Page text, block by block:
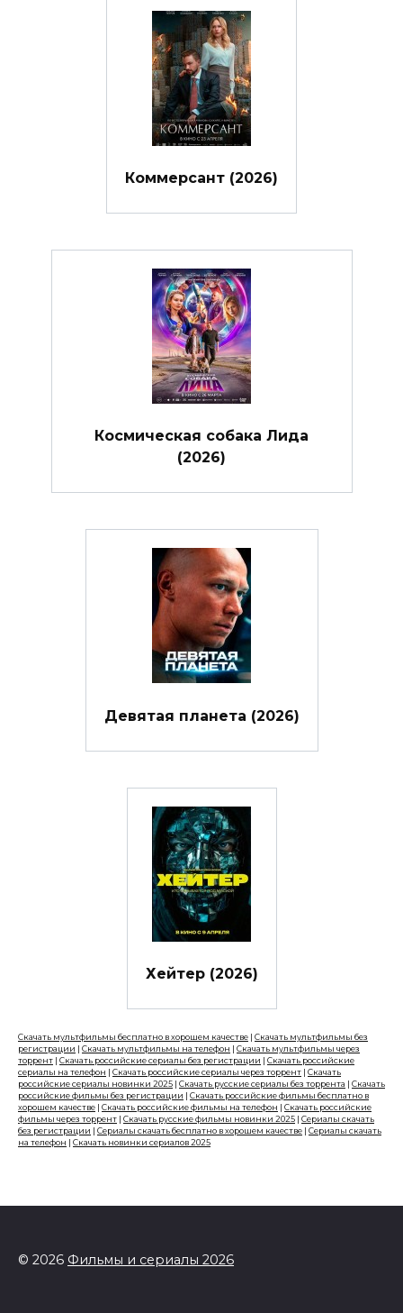
Коммерсант (2026)
Космическая собака Лида
(2026)
Девятая планета (2026)
Хейтер (2026)
Скачать мультфильмы бесплатно в хорошем качестве | Скачать мультфильмы без
регистрации | Скачать мультфильмы на телефон | Скачать мультфильмы через
торрент | Скачать российские сериалы без регистрации | Скачать российские
сериалы на телефон | Скачать российские сериалы через торрент | Скачать
российские сериалы новинки 2025 | Скачать русские сериалы без торрента | Скачать
российские фильмы без регистрации | Скачать российские фильмы бесплатно в
хорошем качестве | Скачать российские фильмы на телефон | Скачать российские
фильмы через торрент | Скачать русские фильмы новинки 2025 | Сериалы скачать
без регистрации | Сериалы скачать бесплатно в хорошем качестве | Сериалы скачать
на телефон | Скачать новинки сериалов 2025
© 2026 Фильмы и сериалы 2026